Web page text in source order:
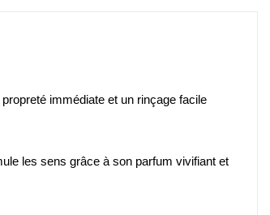
immédiate et un rinçage facile
les sens grâce à son parfum vivifiant et